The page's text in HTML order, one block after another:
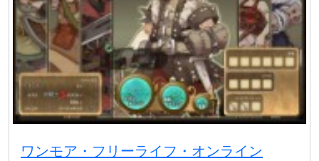
ワンモア・フリーライフ・オンライン